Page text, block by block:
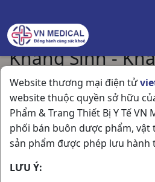
Website thương mại điện tử
website thuộc quyền sở hữu
Phẩm & Trang Thiết Bị Y Tế VN
phối bán buôn dược phẩm, vật
sản phẩm được phép lưu hành
LƯU Ý:
Kháng Sinh -
Kháng Virus
Trang chủ / Kháng Sinh -
Hiển thị 144 / 540 sản phẩm